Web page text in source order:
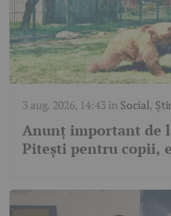
3 aug. 2026, 14:43în Social,
Anunț important de
Pitești pentru copii,